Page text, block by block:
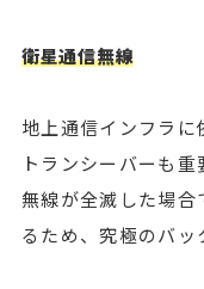
衛星通信無線
地上通信インフラ
トランシーバーも
無線が全滅した場
るため、究極のバッ